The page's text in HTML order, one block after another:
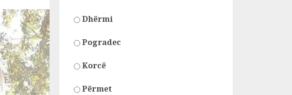
Dhërmi
Pogradec
Korcë
Përmet